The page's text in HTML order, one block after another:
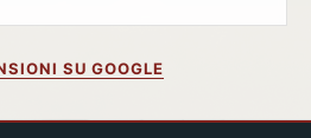
SU GOOGLE